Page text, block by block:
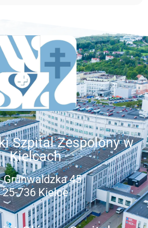
Szpital Zespolony w
Kielcach
Grunwaldzka 45
25-736 Kielce